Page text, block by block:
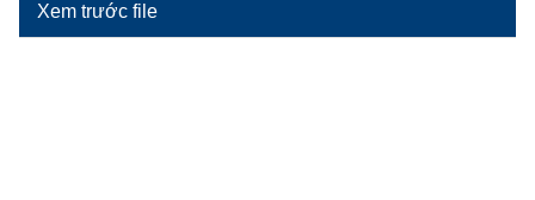
Xem trước file